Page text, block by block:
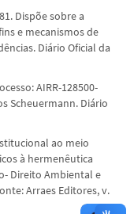
Dispõe sobre a
e mecanismos de
Diário Oficial da
AIRR-128500-
Scheuermann. Diário
ao meio
à hermenêutica
Direito Ambiental e
Arraes Editores, v.